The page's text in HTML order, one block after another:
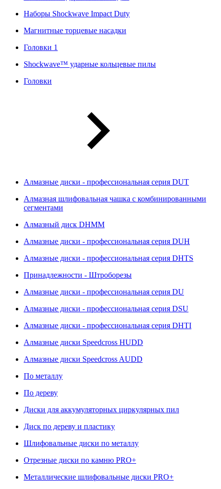
Наборы Shockwave Impact Duty
Магнитные торцевые насадки
Головки 1
Shockwave™ ударные кольцевые пилы
Головки
Алмазные диски - профессиональная серия DUT
Алмазная шлифовальная чашка с комбинированными
сегментами
Алмазный диск DHMM
Алмазные диски - профессиональная серия DUH
Алмазные диски - профессиональная серия DHTS
Принадлежности - Штроборезы
Алмазные диски - профессиональная серия DU
Алмазные диски - профессиональная серия DSU
Алмазные диски - профессиональная серия DHTI
Алмазные диски Speedcross HUDD
Алмазные диски Speedcross AUDD
По металлу
По дереву
Диски для аккумуляторных циркулярных пил
Диск по дереву и пластику
Шлифовальные диски по металлу
Отрезные диски по камню PRO+
Металлические шлифовальные диски PRO+